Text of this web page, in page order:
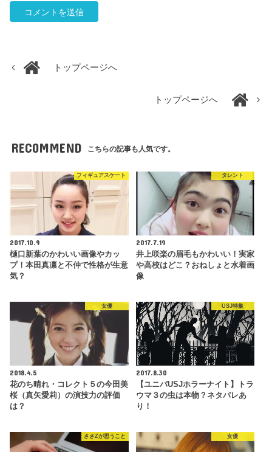
トップページへ
トップページへ
RECOMMEND こちらの記事も人気です。
フィギュアスケート
2017.10.9
樋口新葉のかわいい画像やカッ
プ！本田真凛と不仲で性格が生意
気？
タレント
2017.7.19
井上咲楽の眉毛もかわいい！実家
や高校はどこ？おねしょと水着画
像
女優
2018.4.5
花のち晴れ・コレクト５の今田美
桜（真矢愛莉）の演技力の評価
は？
USJ特集
2017.8.30
【ユニバUSJホラーナイト】トラ
ウマ３の虫は本物？ネタバレあ
り！
ささZが思うこと 女優